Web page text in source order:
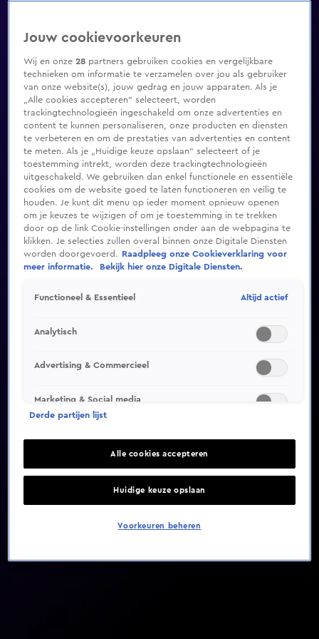
Video helaas niet gevonden
Jouw cookievoorkeuren
Wij en onze28 partners gebruiken cookies en vergelijkbare
technieken om informatie te verzamelen over jou als gebruiker
van onze website(s), jouw gedrag en jouw apparaten. Als je
„Alle cookies accepteren” selecteert, worden
trackingtechnologieën ingeschakeld om onze advertenties en
content te kunnen personaliseren, onze producten en diensten
te verbeteren en om de prestaties van advertenties en content
te meten. Als je „Huidige keuze opslaan” selecteert of je
toestemming intrekt, worden deze trackingtechnologieën
uitgeschakeld. We gebruiken dan enkel functionele en essentiële
cookies om de website goed te laten functioneren en veilig te
houden. Je kunt dit menu op ieder moment opnieuw openen
om je keuzes te wijzigen of om je toestemming in te trekken
door op de link Cookie-instellingen onder aan de webpagina te
klikken. Je selecties zullen overal binnen onze Digitale Diensten
worden doorgevoerd.
Raadpleeg onze Cookieverklaring voor
meer informatie.
Bekijk hier onze Digitale Diensten.
Functioneel & Essentieel Altijd actief
Analytisch
Advertising & Commercieel
Marketing & Social media
Derde partijen lijst
Alle cookies accepteren
Huidige keuze opslaan
Voorkeuren beheren